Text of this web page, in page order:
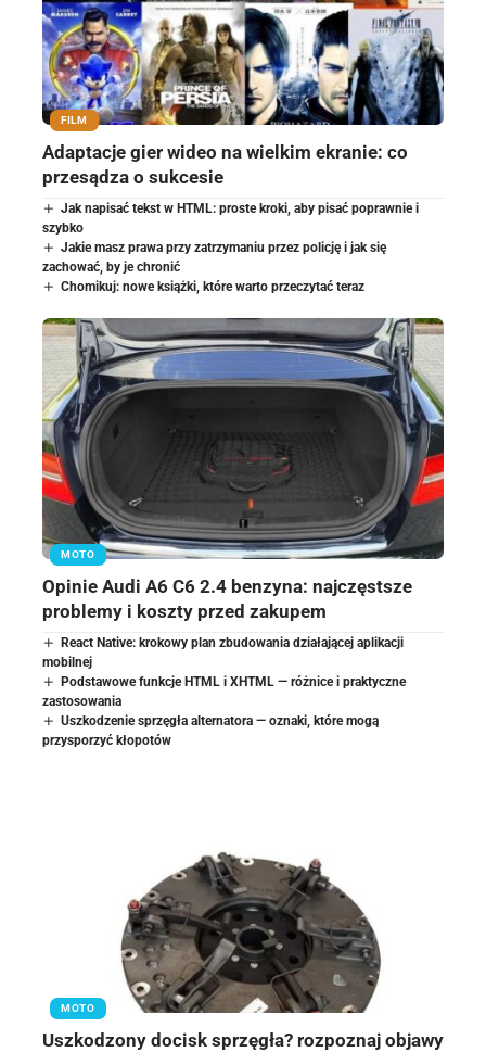
FILM
Adaptacje gier wideo na wielkim ekranie: co
przesądza o sukcesie
Jak napisać tekst w HTML: proste kroki, aby pisać poprawnie i
szybko
Jakie masz prawa przy zatrzymaniu przez policję i jak się
zachować, by je chronić
Chomikuj: nowe książki, które warto przeczytać teraz
MOTO
Opinie Audi A6 C6 2.4 benzyna: najczęstsze
problemy i koszty przed zakupem
React Native: krokowy plan zbudowania działającej aplikacji
mobilnej
Podstawowe funkcje HTML i XHTML — różnice i praktyczne
zastosowania
Uszkodzenie sprzęgła alternatora — oznaki, które mogą
przysporzyć kłopotów
MOTO
Uszkodzony docisk sprzęgła? rozpoznaj objawy